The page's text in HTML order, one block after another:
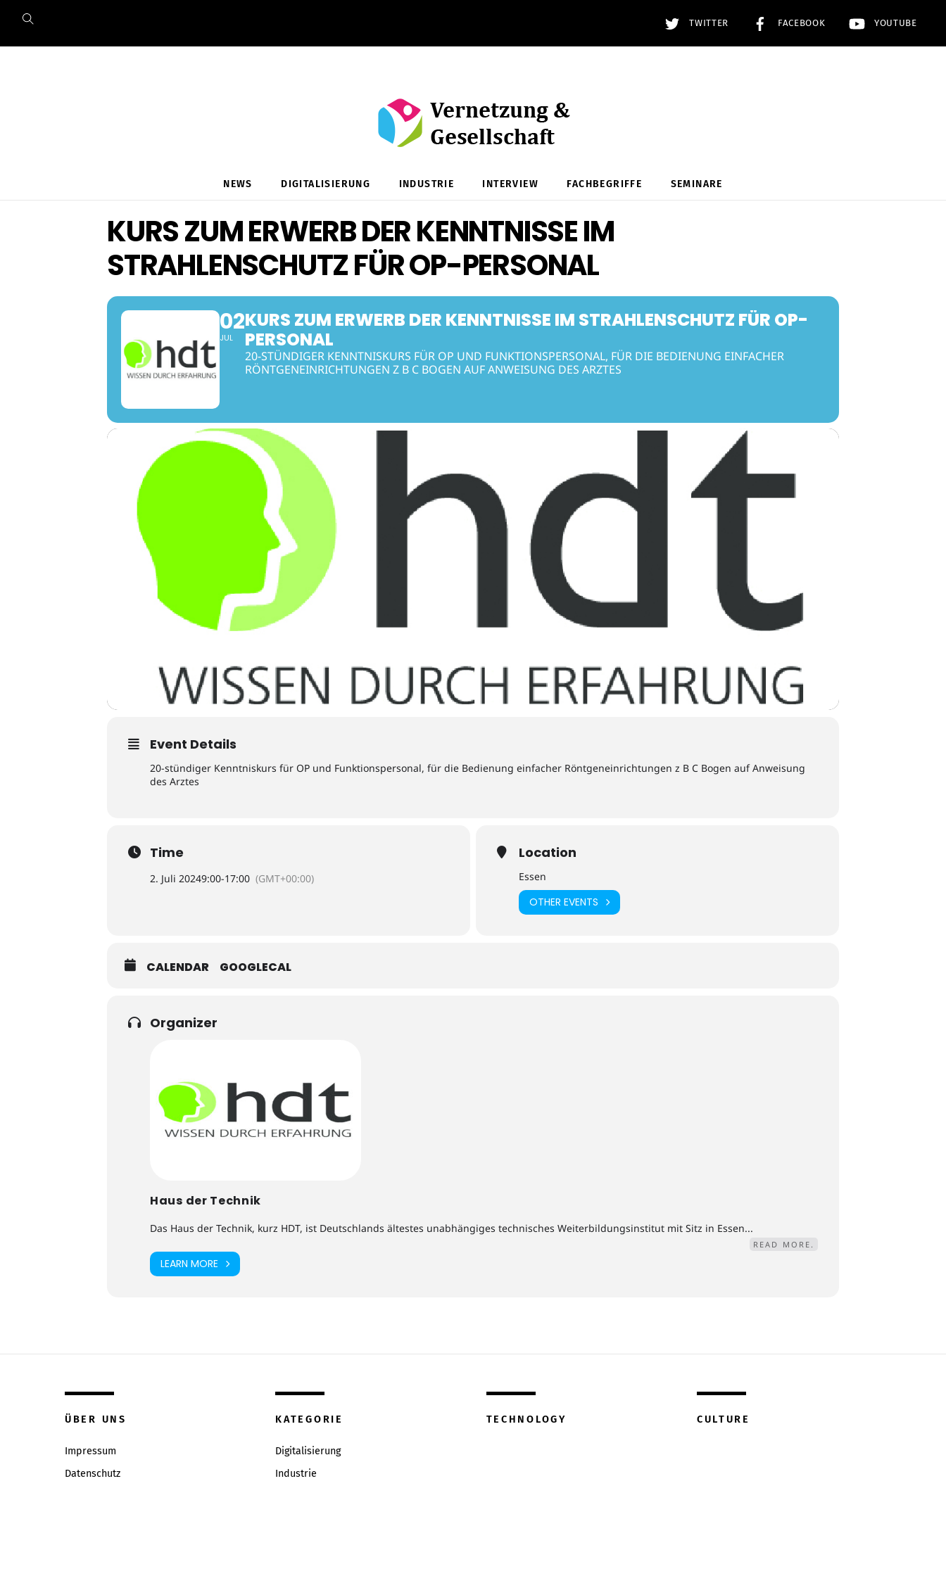
content
TWITTER FACEBOOK YOUTUBE
NEWS DIGITALISIERUNG INDUSTRIE INTERVIEW FACHBEGRIFFE SEMINARE
KURS ZUM ERWERB DER KENNTNISSE IM
STRAHLENSCHUTZ FÜR OP-PERSONAL
02
JUL
KURS ZUM ERWERB DER KENNTNISSE IM STRAHLENSCHUTZ FÜR OP-
PERSONAL
20-STÜNDIGER KENNTNISKURS FÜR OP UND FUNKTIONSPERSONAL, FÜR DIE BEDIENUNG EINFACHER
RÖNTGENEINRICHTUNGEN Z B C BOGEN AUF ANWEISUNG DES ARZTES
Event Details
20-stündiger Kenntniskurs für OP und Funktionspersonal, für die Bedienung einfacher Röntgeneinrichtungen z B C Bogen auf Anweisung
des Arztes
Time
2. Juli 20249:00-17:00 (GMT+00:00)
Location
Essen
OTHER EVENTS
CALENDAR GOOGLECAL
Organizer
Haus der Technik
Das Haus der Technik, kurz HDT, ist Deutschlands ältestes unabhängiges technisches Weiterbildungsinstitut mit Sitz in Essen...
READ MORE.
LEARN MORE
ÜBER UNS
Impressum
Datenschutz
KATEGORIE
Digitalisierung
Industrie
TECHNOLOGY CULTURE